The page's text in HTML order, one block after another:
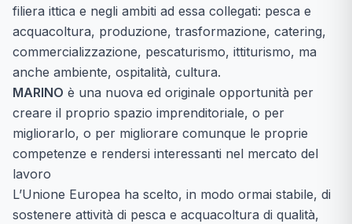
filiera ittica e negli ambiti ad essa collegati: pesca e
acquacoltura, produzione, trasformazione, catering,
commercializzazione, pescaturismo, ittiturismo, ma
anche ambiente, ospitalità, cultura.
MARINO è una nuova ed originale opportunità per
creare il proprio spazio imprenditoriale, o per
migliorarlo, o per migliorare comunque le proprie
competenze e rendersi interessanti nel mercato del
lavoro
L’Unione Europea ha scelto, in modo ormai stabile, di
sostenere attività di pesca e acquacoltura di qualità,